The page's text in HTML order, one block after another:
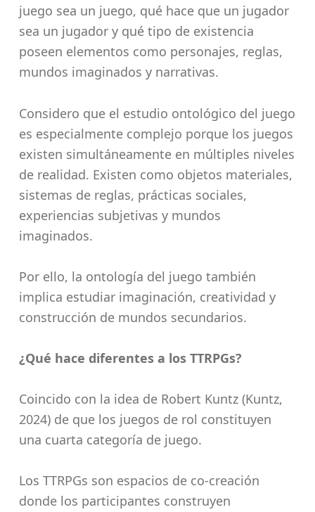
juego sea un juego, qué hace que un jugador
sea un jugador y qué tipo de existencia
poseen elementos como personajes, reglas,
mundos imaginados y narrativas.
Considero que el estudio ontológico del juego
es especialmente complejo porque los juegos
existen simultáneamente en múltiples niveles
de realidad. Existen como objetos materiales,
sistemas de reglas, prácticas sociales,
experiencias subjetivas y mundos
imaginados.
Por ello, la ontología del juego también
implica estudiar imaginación, creatividad y
construcción de mundos secundarios.
¿Qué hace diferentes a los TTRPGs?
Coincido con la idea de Robert Kuntz (Kuntz,
2024) de que los juegos de rol constituyen
una cuarta categoría de juego.
Los TTRPGs son espacios de co-creación
donde los participantes construyen